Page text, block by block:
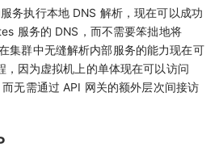
务执行本地 DNS 解析，现在可以成功
服务的 DNS，而不需要笨拙地将
集群中无缝解析内部服务的能力现在可
，因为虚拟机上的单体现在可以访问
无需通过 API 网关的额外层次间接访